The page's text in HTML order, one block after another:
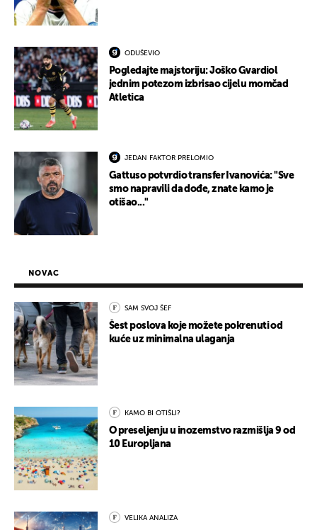
ODUŠEVIO
Pogledajte majstoriju: Joško Gvardiol
jednim potezom izbrisao cijelu momčad
Atletica
JEDAN FAKTOR PRELOMIO
Gattuso potvrdio transfer Ivanovića: "Sve
smo napravili da dođe, znate kamo je
otišao..."
NOVAC
SAM SVOJ ŠEF
Šest poslova koje možete pokrenuti od
kuće uz minimalna ulaganja
KAMO BI OTIŠLI?
O preseljenju u inozemstvo razmišlja 9 od
10 Europljana
VELIKA ANALIZA